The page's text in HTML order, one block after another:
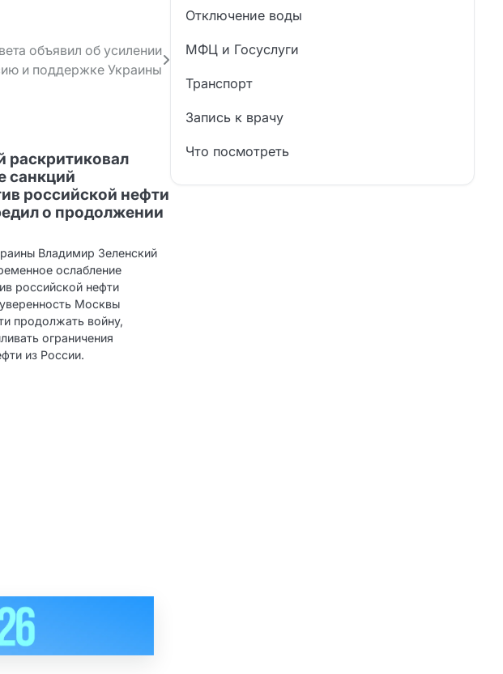
объявил об усилении
и поддержке Украины
раскритиковал
санкций
российской нефти
о продолжении
Владимир Зеленский
ослабление
российской нефти
Москвы
продолжать войну,
ограничения
из России.
Отключение воды
МФЦ и Госуслуги
Транспорт
Запись к врачу
Что посмотреть